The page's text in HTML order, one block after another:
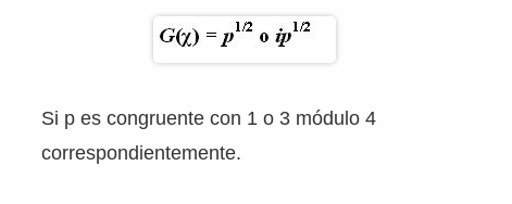
Si p es congruente con 1 o 3 módulo 4
correspondientemente.